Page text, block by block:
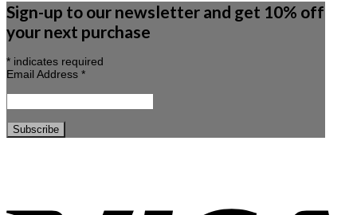
Sign-up to our newsletter and get 10% off
your next purchase
* indicates required
Email Address *